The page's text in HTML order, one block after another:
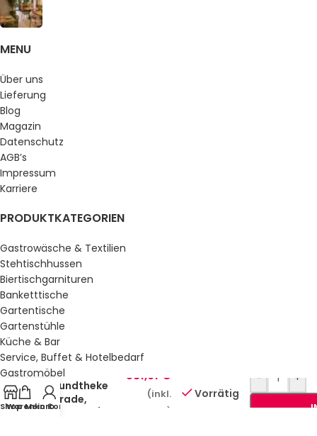
MENU
Über uns
Lieferung
Blog
Magazin
Datenschutz
AGB’s
Impressum
Karriere
PRODUKTKATEGORIEN
Gastrowäsche & Textilien
Stehtischhussen
Biertischgarnituren
Banketttische
Gartentische
Gartenstühle
Küche & Bar
Service, Buffet & Hotelbedarf
Gastromöbel
Schulmöbel
Sale %
Shop
Warenkorb
Mein Konto
Milano
Grundtheke
gerade,
anthrazit/weiß
581,91 €
(inkl.
MwSt.)
Vorrätig
- +